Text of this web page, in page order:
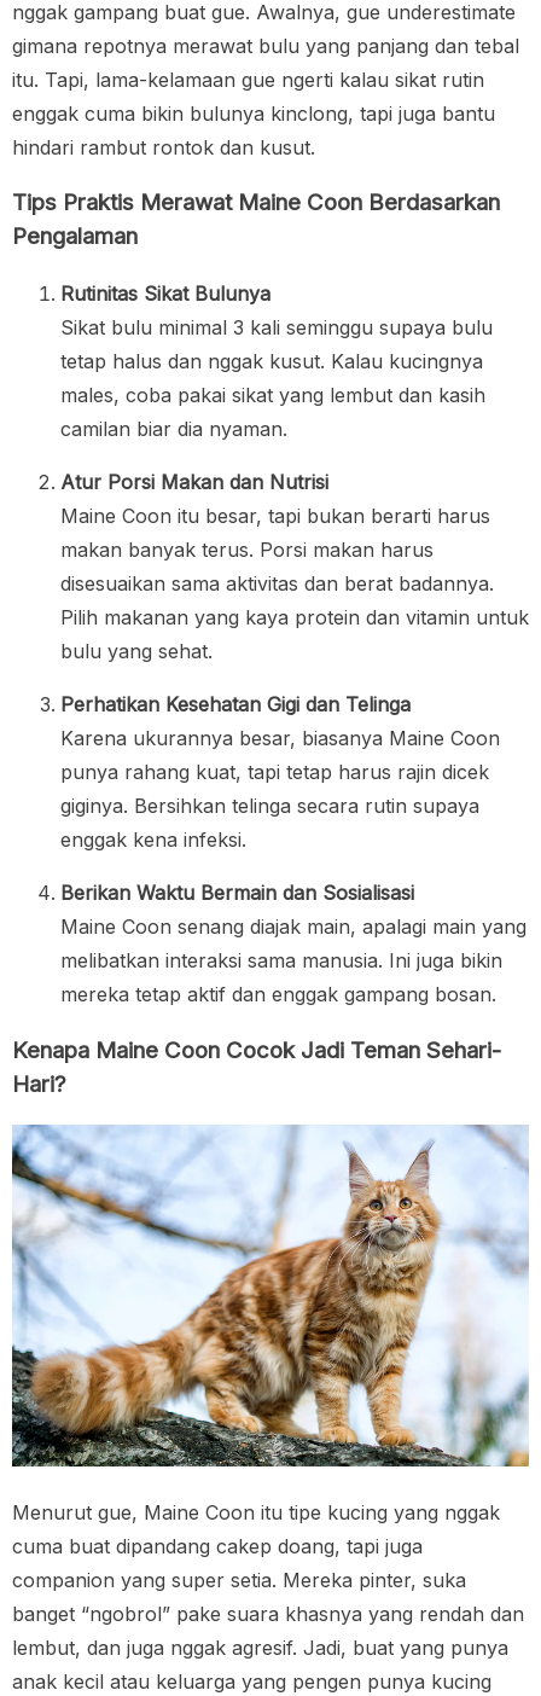
nggak gampang buat gue. Awalnya, gue underestimate
gimana repotnya merawat bulu yang panjang dan tebal
itu. Tapi, lama-kelamaan gue ngerti kalau sikat rutin
enggak cuma bikin bulunya kinclong, tapi juga bantu
hindari rambut rontok dan kusut.
Tips Praktis Merawat Maine Coon Berdasarkan
Pengalaman
Rutinitas Sikat Bulunya
Sikat bulu minimal 3 kali seminggu supaya bulu
tetap halus dan nggak kusut. Kalau kucingnya
males, coba pakai sikat yang lembut dan kasih
camilan biar dia nyaman.
Atur Porsi Makan dan Nutrisi
Maine Coon itu besar, tapi bukan berarti harus
makan banyak terus. Porsi makan harus
disesuaikan sama aktivitas dan berat badannya.
Pilih makanan yang kaya protein dan vitamin untuk
bulu yang sehat.
Perhatikan Kesehatan Gigi dan Telinga
Karena ukurannya besar, biasanya Maine Coon
punya rahang kuat, tapi tetap harus rajin dicek
giginya. Bersihkan telinga secara rutin supaya
enggak kena infeksi.
Berikan Waktu Bermain dan Sosialisasi
Maine Coon senang diajak main, apalagi main yang
melibatkan interaksi sama manusia. Ini juga bikin
mereka tetap aktif dan enggak gampang bosan.
Kenapa Maine Coon Cocok Jadi Teman Sehari-
Hari?
Menurut gue, Maine Coon itu tipe kucing yang nggak
cuma buat dipandang cakep doang, tapi juga
companion yang super setia. Mereka pinter, suka
banget “ngobrol” pake suara khasnya yang rendah dan
lembut, dan juga nggak agresif. Jadi, buat yang punya
anak kecil atau keluarga yang pengen punya kucing